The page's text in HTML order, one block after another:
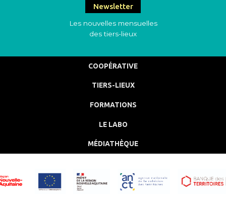
Newsletter
Les nouvelles mensuelles
des tiers-lieux
COOPÉRATIVE
TIERS-LIEUX
FORMATIONS
LE LABO
MÉDIATHÈQUE